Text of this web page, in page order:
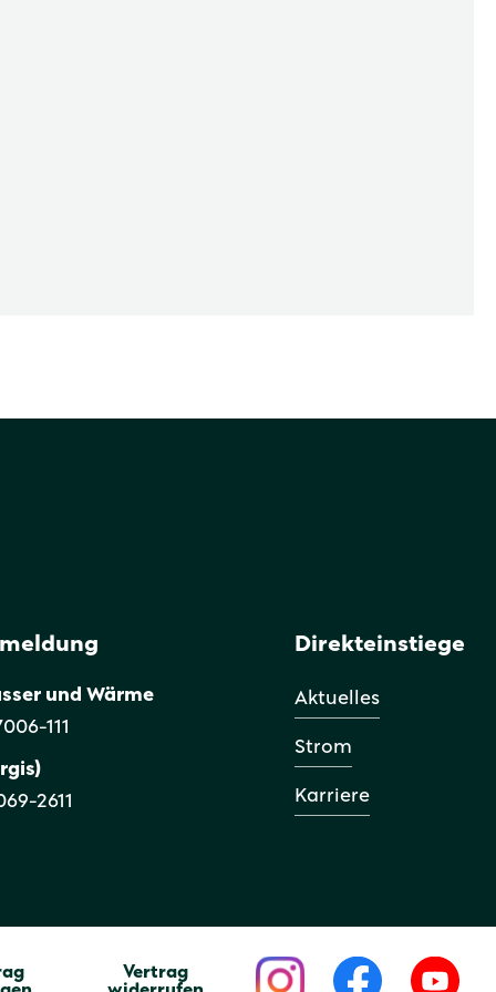
und Wärme
111
2611
Direkteinstiege
Aktuelles
Strom
Karriere
Vertrag